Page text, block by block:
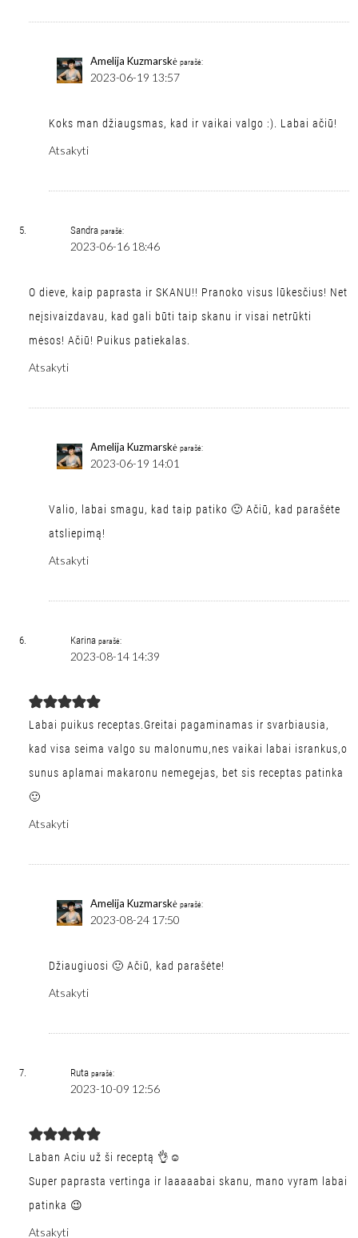
Amelija Kuzmarskė parašė:
2023-06-19 13:57
Koks man džiaugsmas, kad ir vaikai valgo :). Labai ačiū!
Atsakyti
Sandra parašė:
2023-06-16 18:46
O dieve, kaip paprasta ir SKANU!! Pranoko visus lūkesčius! Net
neįsivaizdavau, kad gali būti taip skanu ir visai netrūkti
mėsos! Ačiū! Puikus patiekalas.
Atsakyti
Amelija Kuzmarskė parašė:
2023-06-19 14:01
Valio, labai smagu, kad taip patiko 🙂 Ačiū, kad parašėte
atsliepimą!
Atsakyti
Karina parašė:
2023-08-14 14:39
Labai puikus receptas.Greitai pagaminamas ir svarbiausia,
kad visa seima valgo su malonumu,nes vaikai labai isrankus,o
sunus aplamai makaronu nemegejas, bet sis receptas patinka
🙂
Atsakyti
Amelija Kuzmarskė parašė:
2023-08-24 17:50
Džiaugiuosi 🙂 Ačiū, kad parašėte!
Atsakyti
Ruta parašė:
2023-10-09 12:56
Laban Aciu už ši receptą 👌☺️
Super paprasta vertinga ir laaaaabai skanu, mano vyram labai
patinka 😉
Atsakyti